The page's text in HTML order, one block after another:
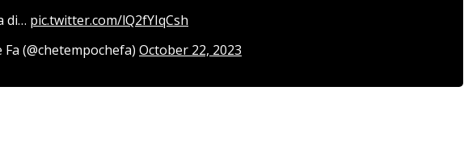
di… pic.twitter.com/lQ2fYIqCsh
(@chetempochefa) October 22, 2023